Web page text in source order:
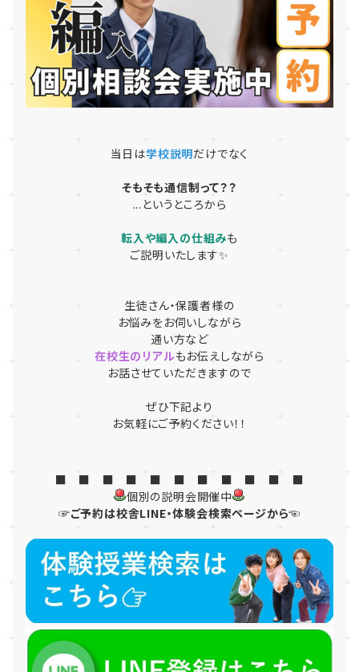
当日は学校説明だけでなく
そもそも通信制って？？
...というところから
転入や編入の仕組みも
ご説明いたします✨
生徒さん・保護者様の
お悩みをお伺いしながら
通い方など
在校生のリアルもお伝えしながら
お話させていただきますので
ぜひ下記より
お気軽にご予約ください！！
■ ■ ■ ■ ■ ■ ■ ■ ■ ■ ■
個別の説明会開催中
☞ご予約は校舎LINE・体験会検索ページから☜